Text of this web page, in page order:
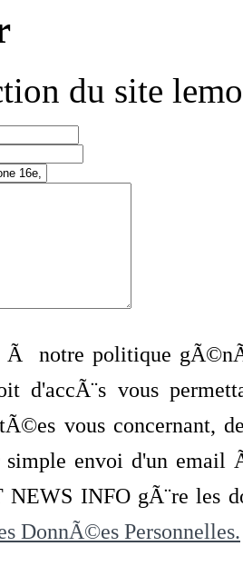
du site
notre politique
d'accÃ¨s vous
vous concernant,
simple envoi d'un
NEWS INFO gÃ¨re les
DonnÃ©es Personnelles.